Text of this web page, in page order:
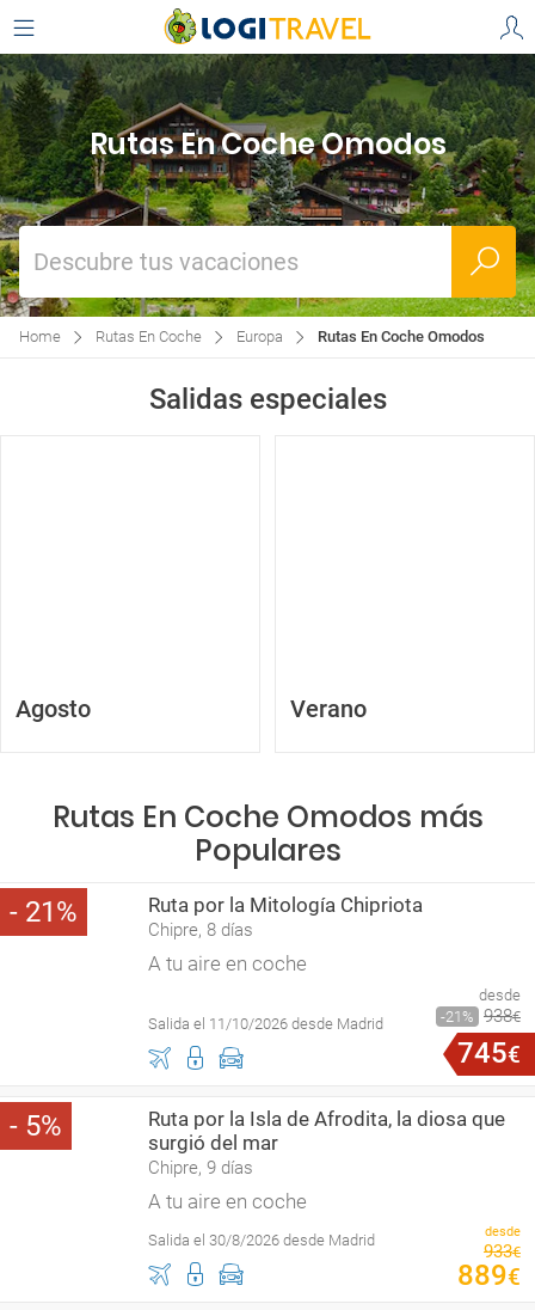
Rutas En Coche Omodos
Descubre tus vacaciones
Home Rutas En Coche Europa Rutas En Coche Omodos
Salidas especiales
Agosto Verano
Rutas En Coche Omodos más
Populares
21 Ruta por la Mitología Chipriota
Chipre, 8 días
A tu aire en coche
Salida el 11/10/2026 desde Madrid
desde
21
938€
745€
5
Ruta por la Isla de Afrodita, la diosa que
surgió del mar
Chipre, 9 días
A tu aire en coche
Salida el 30/8/2026 desde Madrid desde
933€
889€